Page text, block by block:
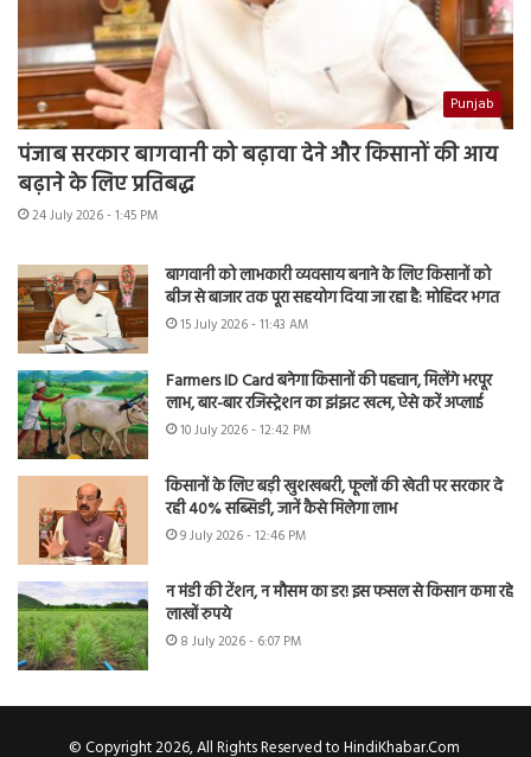
Punjab
पंजाब सरकार बागवानी को बढ़ावा देने और किसानों की आय
बढ़ाने के लिए प्रतिबद्ध
24 July 2026 - 1:45 PM
बागवानी को लाभकारी व्यवसाय बनाने के लिए किसानों को
बीज से बाजार तक पूरा सहयोग दिया जा रहा है: मोहिंदर भगत
15 July 2026 - 11:43 AM
Farmers ID Card बनेगा किसानों की पहचान, मिलेंगे भरपूर
लाभ, बार-बार रजिस्ट्रेशन का झंझट खत्म, ऐसे करें अप्लाई
10 July 2026 - 12:42 PM
किसानों के लिए बड़ी खुशखबरी, फूलों की खेती पर सरकार दे
रही 40% सब्सिडी, जानें कैसे मिलेगा लाभ
9 July 2026 - 12:46 PM
न मंडी की टेंशन, न मौसम का डर! इस फसल से किसान कमा रहे
लाखों रुपये
8 July 2026 - 6:07 PM
© Copyright 2026, All Rights Reserved to HindiKhabar.Com